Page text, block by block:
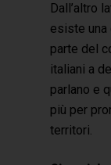
Dall’altro
esiste una
parte del
italiani a
parlano e
più per
territori.